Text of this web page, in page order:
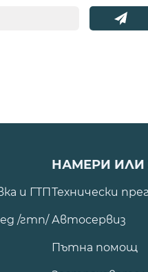
и ГТП
/гтп/
НАМЕРИ ИЛИ
Технически
Автосервиз
Пътна помощ